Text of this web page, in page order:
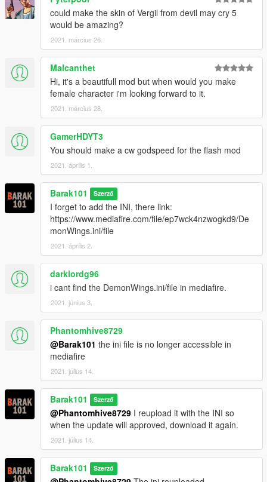
could make the skin of Vergil from devil may cry 5
would be amazing?
2021. március 26.
Malcanthet
Hi, it's a beautifull mod but when would you make
female character i'm looking forward to it.
2021. március 28.
GamerHDYT3
You should make a cw godspeed for the flash mod
2021. április 1.
Barak101 Szerző
I forget to add the INI, there link:
https://www.mediafire.com/file/ep7wck4nzwogkd9/De
monWings.ini/file
2021. április 2.
darklordg96
i cant find the DemonWings.ini/file in mediafire.
2021. június 3.
Phantomhive8729
@Barak101 the ini file is no longer accessible in
mediafire
2021. július 14.
Barak101 Szerző
@Phantomhive8729 I reupload it with the INI so
when the update will approved, download it again.
2021. július 14.
Barak101 Szerző